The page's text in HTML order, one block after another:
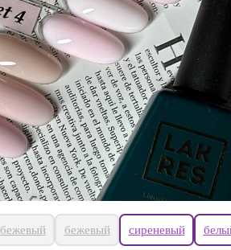
бежевый бежевый сиреневый